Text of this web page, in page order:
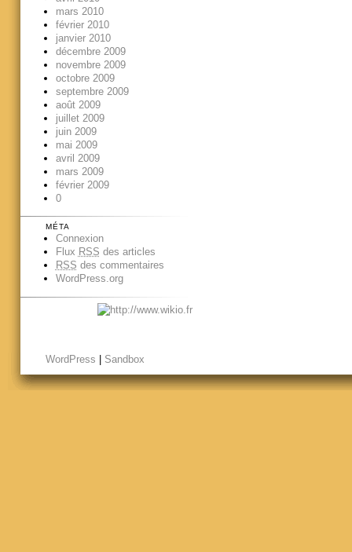
mars 2010
février 2010
janvier 2010
décembre 2009
novembre 2009
octobre 2009
septembre 2009
août 2009
juillet 2009
juin 2009
mai 2009
avril 2009
mars 2009
février 2009
0
MÉTA
Connexion
Flux RSS des articles
RSS des commentaires
WordPress.org
WordPress Sandbox